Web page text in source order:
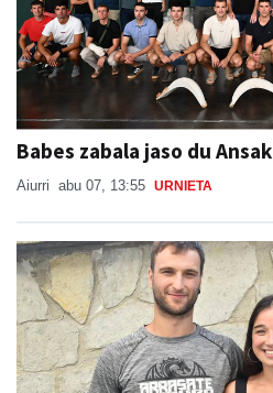
Babes zabala jaso du Ansak
Aiurri abu 07, 13:55 URNIETA